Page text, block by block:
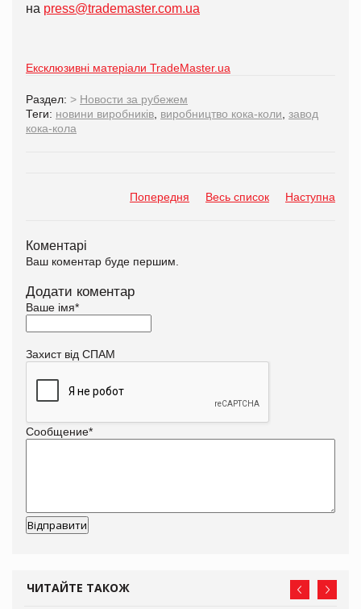
на press@trademaster.com.ua
Ексклюзивні матеріали TradeMaster.ua
Раздел: > Новости за рубежем
Теги: новини виробників виробництво кока-коли завод
кока-кола
Попередня Весь список Наступна
Коментарі
Ваш коментар буде першим.
Додати коментар
Ваше імя*
Захист від СПАМ
Сообщение*
ЧИТАЙТЕ ТАКОЖ